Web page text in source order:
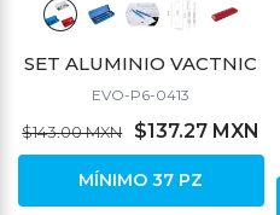
SET ALUMINIO VACTNIC
EVO-P6-0413
$143.00 MXN $137.27 MXN
MÍNIMO 37 PZ